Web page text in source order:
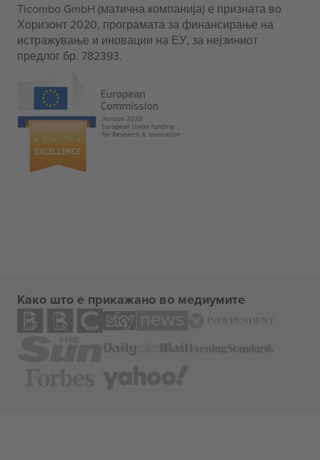
Ticombo GmbH (матична компанија) е призната во
Хоризонт 2020, програмата за финансирање на
истражување и иновации на ЕУ, за нејзиниот
предлог бр. 782393.
Како што е прикажано во медиумите